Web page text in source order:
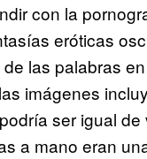
con la
eróticas
las palabras
imágenes
ser igual
a mano eran